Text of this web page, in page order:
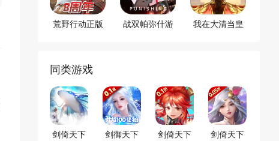
荒野行动正版
战双帕弥什游
我在大清当皇
同类游戏
剑倚天下
剑御天下
剑倚天下
剑倚天下